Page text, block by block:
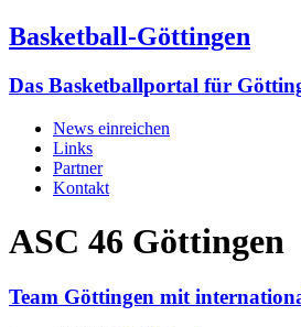
Basketball-Göttingen
Das Basketballportal für
News einreichen
Links
Partner
Kontakt
ASC 46 Göttingen
Team Göttingen mit